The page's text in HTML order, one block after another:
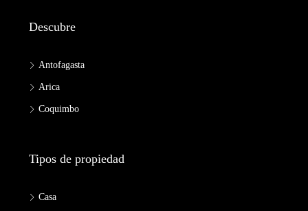
Descubre
Antofagasta
Arica
Coquimbo
Tipos de propiedad
Casa